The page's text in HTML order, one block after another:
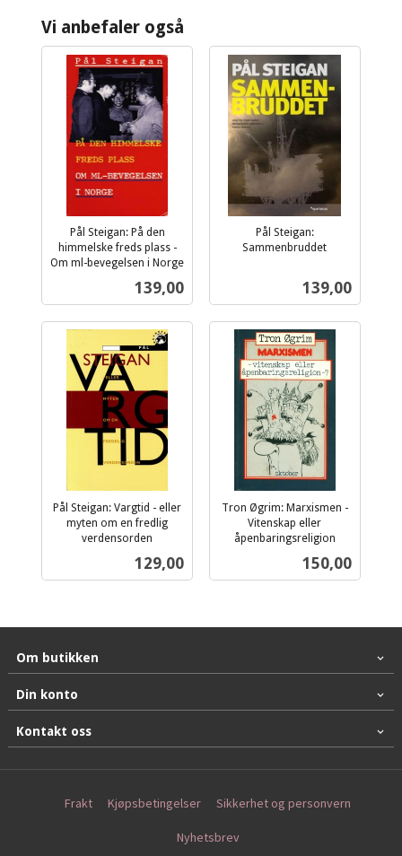
Vi anbefaler også
Pål Steigan: På den
himmelske freds plass -
Om ml-bevegelsen i Norge
Pris
139,00
Pål Steigan:
Sammenbruddet
Pris
139,00
Pål Steigan: Vargtid - eller
myten om en fredlig
verdensorden
Pris
129,00
Tron Øgrim: Marxismen -
Vitenskap eller
åpenbaringsreligion
Pris
150,00
Om butikken
Din konto
Kontakt oss
Frakt Kjøpsbetingelser Sikkerhet og personvern
Nyhetsbrev